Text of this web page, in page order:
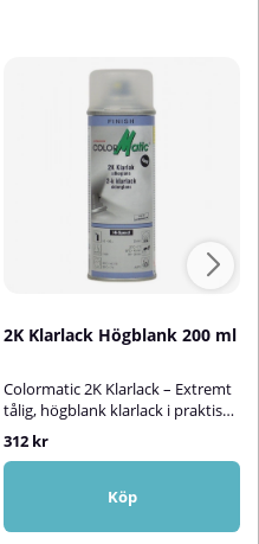
2K Klarlack Högblank 200 ml
Colormatic 2K Klarlack – Extremt
tålig, högblank klarlack i praktisk
sprayburk (200 ml)ColorMatic 2K
Klarlack är en högkvalitativ,
tvåkomponents klarlack i
sprayform, utvecklad för att ge
högblank finish. Produkten är
312 kr
Köp